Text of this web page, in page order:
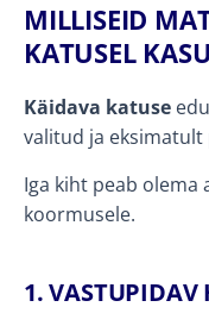
MILLISEID
KATUSEL
Käidava katuse
valitud ja
Iga kiht peab
koormusele.
1. VASTUPIDAV